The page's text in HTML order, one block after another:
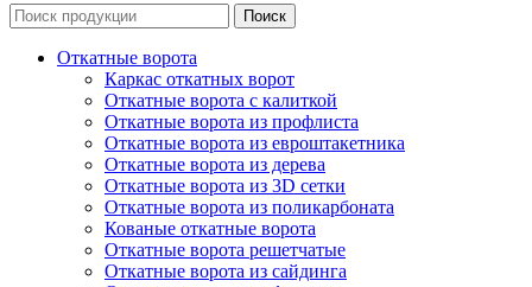
Откатные ворота
Каркас откатных ворот
Откатные ворота с калиткой
Откатные ворота из профлиста
Откатные ворота из евроштакетника
Откатные ворота из дерева
Откатные ворота из 3D сетки
Откатные ворота из поликарбоната
Кованые откатные ворота
Откатные ворота решетчатые
Откатные ворота из сайдинга